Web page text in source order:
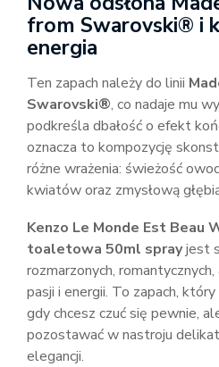
from Swarovski® i
energia
Ten zapach należy do linii
Swarovski®, co nadaje mu
podkreśla dbałość o efekt
oznacza to kompozycję
różne wrażenia: świeżość
kwiatów oraz zmysłową
Kenzo Le Monde Est Beau
toaletowa 50ml sprayjest
rozmarzonych,
pasji i energii. To zapach,
gdy chcesz czuć się pewnie,
pozostawać w nastroju
elegancji.